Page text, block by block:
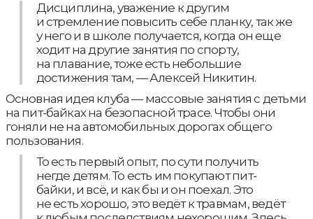
Дисциплина, уважение к другим
и стремление повысить себе планку, так же
у него и в школе получается, когда он еще
ходит на другие занятия по спорту,
на плавание, тоже есть небольшие
достижения там, — Алексей Никитин.
Основная идея клуба — массовые занятия с детьми
на пит-байках на безопасной трасе. Чтобы они
гоняли не на автомобильных дорогах общего
пользования.
То есть первый опыт, по сути получить
негде детям. То есть им покупают пит-
байки, и всё, и как бы и он поехал. Это
не есть хорошо, это ведёт к травмам, ведёт